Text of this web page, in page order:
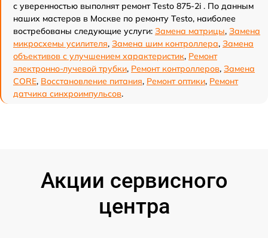
с уверенностью выполнят ремонт Testo 875-2i . По данным
наших мастеров в Москве по ремонту Testo, наиболее
востребованы следующие услуги: Замена матрицы, Замена
микросхемы усилителя, Замена шим контроллера, Замена
объективов с улучшением характеристик, Ремонт
электронно-лучевой трубки, Ремонт контроллеров, Замена
CORE, Восстановление питания, Ремонт оптики, Ремонт
датчика синхроимпульсов.
Акции сервисного
центра